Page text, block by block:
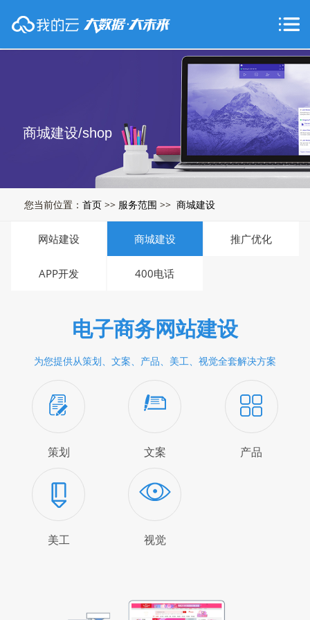
商城建设/shop
您当前位置： 首页 >> 服务范围 >> 商城建设
网站建设 商城建设 推广优化
APP开发 400电话
电子商务网站建设
为您提供从策划、文案、产品、美工、视觉全套解决方案
策划 文案 产品
美工 视觉